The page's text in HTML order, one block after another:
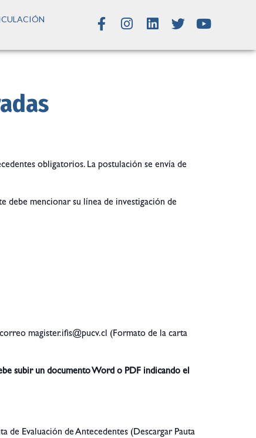
obligatorios. La postulación se envía de
debe mencionar su línea de investigación de
magister.ifis@pucv.cl (Formato de la carta
subir un documento Word o PDF indicando el
de Evaluación de Antecedentes (Descargar Pauta